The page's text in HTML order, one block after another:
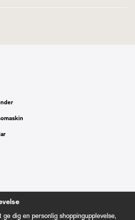
dig en personlig shoppingupplevelse,